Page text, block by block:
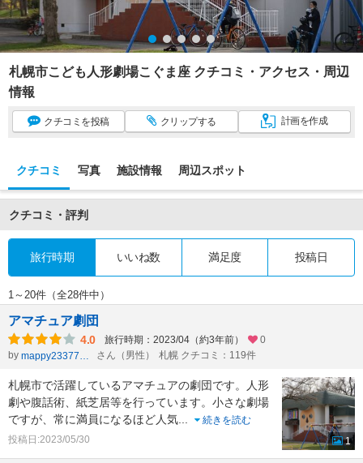
札幌市こども人形劇場こぐま座 クチコミ・アクセス・周辺
情報
クチコミ を投稿 クリップする 計画を作成
クチコミ 写真 施設情報 周辺スポット
クチコミ・評判
旅行時期 いいね数 満足度 投稿日
1～20件（全28件中）
アマチュア劇団
4.0 旅行時期：2023/04（約3年前）
0
by
mappy23377803 さん（男性） 札幌 クチコミ：119件
札幌市で活躍しているアマチュアの劇団です。人形
劇や腹話術、紙芝居等を行っています。小さな劇場
ですが、常に満員になるほど人気...
続きを読む
投稿日:2023/05/30
1